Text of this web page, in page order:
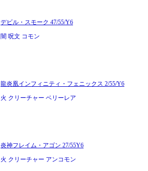
デビル・スモーク 47/55/Y6
闇 呪文 コモン
龍炎凰インフィニティ・フェニックス 2/55/Y6
火 クリーチャー ベリーレア
炎神フレイム・アゴン 27/55Y6
火 クリーチャー アンコモン